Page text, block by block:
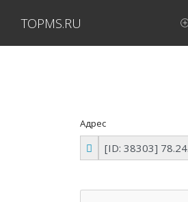
TOPMS.RU
Адрес